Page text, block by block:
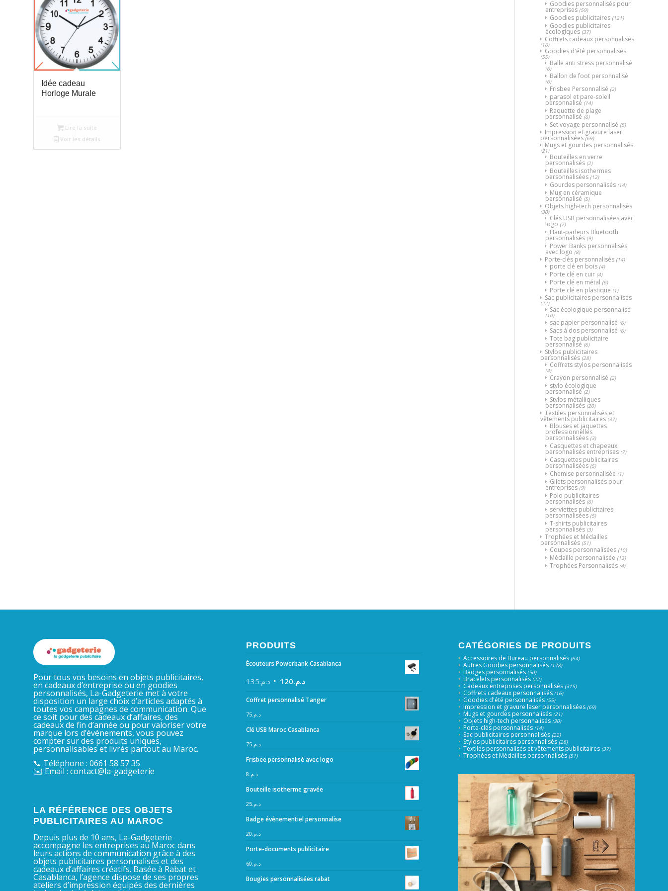
Idée cadeau
Horloge Murale
Lire la suite
Voir les détails
Goodies personnalisés pour
entreprises (59)
Goodies publicitaires (121)
Goodies publicitaires
écologiques (37)
Coffrets cadeaux personnalisés
(16)
Goodies d'été personnalisés
(55)
Balle anti stress personnalisé
(6)
Ballon de foot personnalisé
(6)
Frisbee Personnalisé (2)
parasol et pare-soleil
personnalisé (14)
Raquette de plage
personnalisé (6)
Set voyage personnalisé (5)
Impression et gravure laser
personnalisées (69)
Mugs et gourdes personnalisés
(21)
Bouteilles en verre
personnalisés (2)
Bouteilles isothermes
personnalisées (12)
Gourdes personnalisés (14)
Mug en céramique
personnalisé (5)
Objets high-tech personnalisés
(30)
Clés USB personnalisées avec
logo (7)
Haut-parleurs Bluetooth
personnalisés (9)
Power Banks personnalisés
avec logo (8)
Porte-clés personnalisés (14)
porte clé en bois (4)
Porte clé en cuir (4)
Porte clé en métal (6)
Porte clé en plastique (1)
Sac publicitaires personnalisés
(22)
Sac écologique personnalisé
(10)
sac papier personnalisé (6)
Sacs à dos personnalisé (6)
Tote bag publicitaire
personnalisé (6)
Stylos publicitaires
personnalisés (28)
Coffrets stylos personnalisés
(4)
Crayon personnalisé (2)
stylo écologique
personnalisé (2)
Stylos métalliques
personnalisés (20)
Textiles personnalisés et
vêtements publicitaires (37)
Blouses et jaquettes
professionnelles
personnalisées (3)
Casquettes et chapeaux
personnalisés entreprises (7)
Casquettes publicitaires
personnalisées (5)
Chemise personnalisée (1)
Gilets personnalisés pour
entreprises (9)
Polo publicitaires
personnalisés (6)
serviettes publicitaires
personnalisées (5)
T-shirts publicitaires
personnalisés (3)
Trophées et Médailles
personnalisés (51)
Coupes personnalisées (10)
Médaille personnalisée (13)
Trophées Personnalisés (4)
Pour tous vos besoins en objets publicitaires,
en cadeaux d’entreprise ou en goodies
personnalisés, La-Gadgeterie met à votre
disposition un large choix d’articles adaptés à
toutes vos campagnes de communication. Que
ce soit pour des cadeaux d’affaires, des
cadeaux de fin d’année ou pour valoriser votre
marque lors d’événements, vous pouvez
compter sur des produits uniques,
personnalisables et livrés partout au Maroc.
📞 Téléphone : 0661 58 57 35
✉️ Email : contact@la-gadgeterie
LA RÉFÉRENCE DES OBJETS
PUBLICITAIRES AU MAROC
Depuis plus de 10 ans, La-Gadgeterie
accompagne les entreprises au Maroc dans
leurs actions de communication grâce à des
objets publicitaires personnalisés et des
cadeaux d’affaires créatifs. Basée à Rabat et
Casablanca, l’agence dispose de ses propres
ateliers d’impression équipés des dernières
PRODUITS
Écouteurs Powerbank Casablanca
د.م.135 د.م.120
Coffret personnalisé Tanger
د.م.75
Clé USB Maroc Casablanca
د.م.75
Frisbee personnalisé avec logo
د.م. 8
Bouteille isotherme gravée
د.م.25
Badge évènementiel personnalise
د.م. 20
Porte-documents publicitaire
د.م. 60
Bougies personnalisées rabat
CATÉGORIES DE PRODUITS
Accessoires de Bureau personnalisés (64)
Autres Goodies personnalisés (178)
Badges personnalisés (50)
Bracelets personnalisés (22)
Cadeaux entreprises personnalisés (315)
Coffrets cadeaux personnalisés (16)
Goodies d'été personnalisés (55)
Impression et gravure laser personnalisées (69)
Mugs et gourdes personnalisés (21)
Objets high-tech personnalisés (30)
Porte-clés personnalisés (14)
Sac publicitaires personnalisés (22)
Stylos publicitaires personnalisés (28)
Textiles personnalisés et vêtements publicitaires (37)
Trophées et Médailles personnalisés (51)